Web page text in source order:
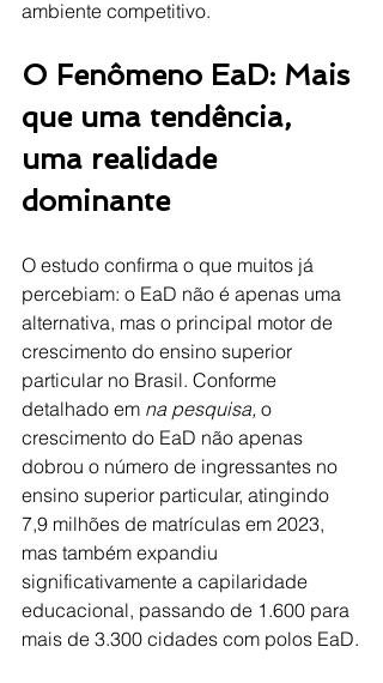
ambiente competitivo.
O Fenômeno EaD: Mais
que uma tendência,
uma realidade
dominante
O estudo confirma o que muitos já
percebiam: o EaD não é apenas uma
alternativa, mas o principal motor de
crescimento do ensino superior
particular no Brasil. Conforme
detalhado em na pesquisa, o
crescimento do EaD não apenas
dobrou o número de ingressantes no
ensino superior particular, atingindo
7,9 milhões de matrículas em 2023,
mas também expandiu
significativamente a capilaridade
educacional, passando de 1.600 para
mais de 3.300 cidades com polos EaD.